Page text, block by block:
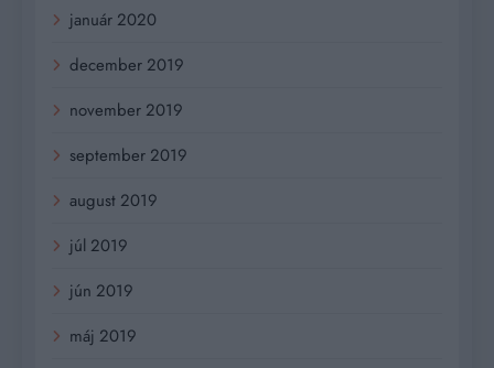
január 2020
december 2019
november 2019
september 2019
august 2019
júl 2019
jún 2019
máj 2019